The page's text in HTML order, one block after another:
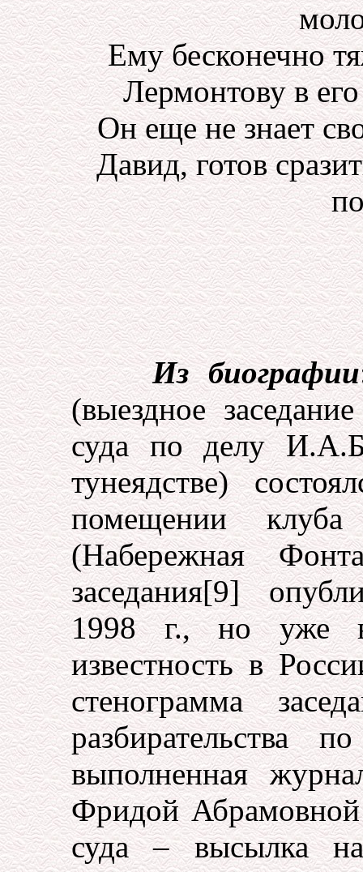
Ему бесконечно
Лермонтову в
Он еще не знает
Давид, готов
Из биографии
(выездное
суда по делу
тунеядстве)
помещении клуба
(Набережная
заседания[9]
1998 г., но уже
известность в
стенограмма
разбирательства
выполненная
Фридой
суда – высылка